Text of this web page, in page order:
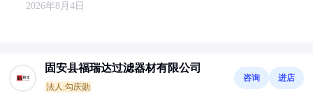
2026年8月4日
固安县福瑞达过滤器材有限公司
法人:勾庆勋
咨询 进店